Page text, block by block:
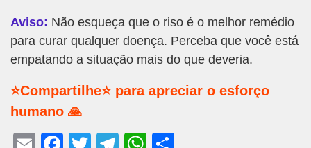
Aviso: Não esqueça que o riso é o melhor remédio
para curar qualquer doença. Perceba que você está
empatando a situação mais do que deveria.
⭐Compartilhe⭐ para apreciar o esforço
humano 🙏